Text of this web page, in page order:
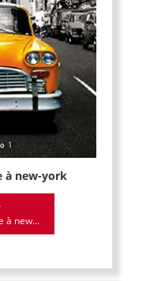
à new-york
à new...